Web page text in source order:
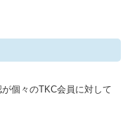
個々のTKC会員に対して